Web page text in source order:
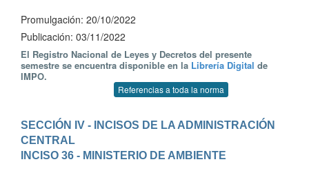
Promulgación: 20/10/2022
Publicación: 03/11/2022
El Registro Nacional de Leyes y Decretos del presente
semestre se encuentra disponible en la Librería Digital de
IMPO.
Referencias a toda la norma
SECCIÓN IV - INCISOS DE LA ADMINISTRACIÓN
CENTRAL
INCISO 36 - MINISTERIO DE AMBIENTE